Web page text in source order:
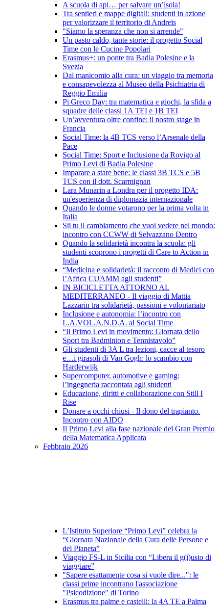
A scuola di api… per salvare un’isola!
Tra sentieri e mappe digitali: studenti in azione
per valorizzare il territorio di Andreis
"Siamo la speranza che non si arrende"
Un pasto caldo, tante storie: il progetto Social
Time con le Cucine Popolari
Erasmus+: un ponte tra Badia Polesine e la
Svezia
Dal manicomio alla cura: un viaggio tra memoria
e consapevolezza al Museo della Psichiatria di
Reggio Emilia
Pi Greco Day: tra matematica e giochi, la sfida a
squadre delle classi 1A TEI e 1B TEI
Un’avventura oltre confine: il nostro stage in
Francia
Social Time: la 4B TCS verso l’Arsenale della
Pace
Social Time: Sport e Inclusione da Rovigo al
Primo Levi di Badia Polesine
Imparare a stare bene: le classi 3B TCS e 5B
TCS con il dott. Scarmignan
Lara Munarin a Londra per il progetto IDA:
un'esperienza di diplomazia internazionale
Quando le donne votarono per la prima volta in
Italia
Sii tu il cambiamento che vuoi vedere nel mondo:
incontro con CCWW di Selvazzano Dentro
Quando la solidarietà incontra la scuola: gli
studenti scoprono i progetti di Care to Action in
India
“Medicina e solidarietà: il racconto di Medici con
l’Africa CUAMM agli studenti”
IN BICICLETTA ATTORNO AL
MEDITERRANEO - Il viaggio di Mattia
Lazzarin tra solidarietà, passioni e volontariato
Inclusione e autonomia: l’incontro con
L.A.VOL.A.N.D.A. al Social Time
“Il Primo Levi in movimento: Giornata dello
Sport tra Badminton e Tennistavolo”
Gli studenti di 3A L tra lezioni, cacce al tesoro
e…i girasoli di Van Gogh: lo scambio con
Harderwijk
Supercomputer, automotive e gaming:
l’ingegneria raccontata agli studenti
Educazione, diritti e collaborazione con Still I
Rise
Donare a occhi chiusi - Il dono del trapianto.
Incontro con AIDO
Il Primo Levi alla fase nazionale del Gran Premio
della Matematica Applicata
Febbraio 2026
L’Istituto Superiore “Primo Levi” celebra la
“Giornata Nazionale della Cura delle Persone e
del Pianeta”
Viaggio FS-L in Sicilia con “Libera il g(i)usto di
viaggiare”
"Sapere esattamente cosa si vuole dire...": le
classi prime incontrano l'associazione
"Psicodizione" di Torino
Erasmus tra palme e castelli: la 4A TE a Palma